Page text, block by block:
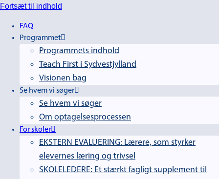
Fortsæt til indhold
FAQ
Programmet
Programmets indhold
Teach First i Sydvestjylland
Visionen bag
Se hvem vi søger
Se hvem vi søger
Om optagelsesprocessen
For skoler
EKSTERN EVALUERING: Lærere, som styrker
elevernes læring og trivsel
SKOLELEDERE: Et stærkt fagligt supplement til